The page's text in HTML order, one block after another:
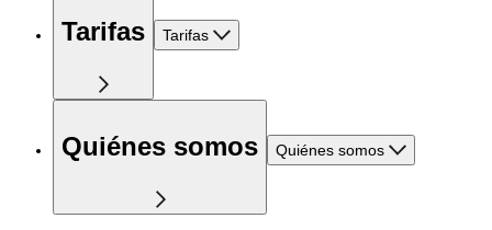
Tarifas Tarifas
Quiénes somos Quiénes somos